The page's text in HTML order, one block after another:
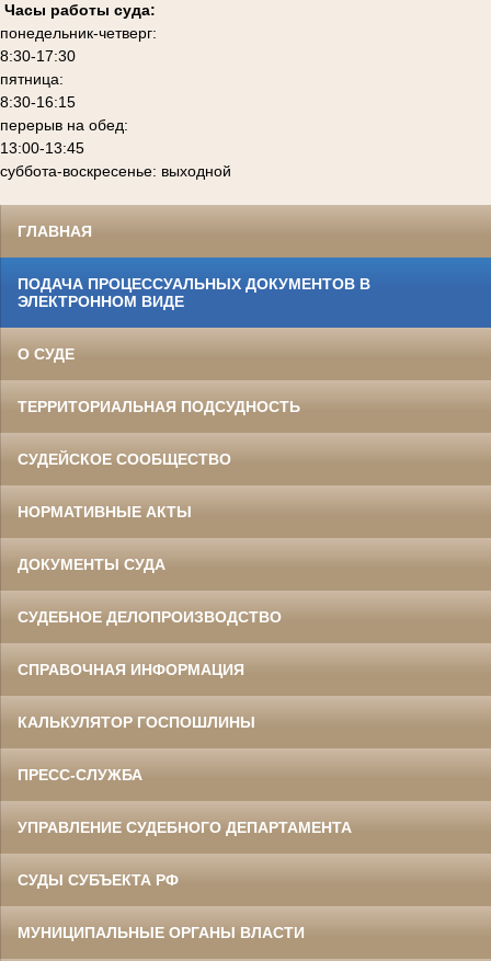
Часы работы суда:
понедельник-четверг:
8:30-17:30
пятница:
8:30-16:15
перерыв на обед:
13:00-13:45
суббота-воскресенье: выходной
ГЛАВНАЯ
ПОДАЧА ПРОЦЕССУАЛЬНЫХ ДОКУМЕНТОВ В
ЭЛЕКТРОННОМ ВИДЕ
О СУДЕ
ТЕРРИТОРИАЛЬНАЯ ПОДСУДНОСТЬ
СУДЕЙСКОЕ СООБЩЕСТВО
НОРМАТИВНЫЕ АКТЫ
ДОКУМЕНТЫ СУДА
СУДЕБНОЕ ДЕЛОПРОИЗВОДСТВО
СПРАВОЧНАЯ ИНФОРМАЦИЯ
КАЛЬКУЛЯТОР ГОСПОШЛИНЫ
ПРЕСС-СЛУЖБА
УПРАВЛЕНИЕ СУДЕБНОГО ДЕПАРТАМЕНТА
СУДЫ СУБЪЕКТА РФ
МУНИЦИПАЛЬНЫЕ ОРГАНЫ ВЛАСТИ